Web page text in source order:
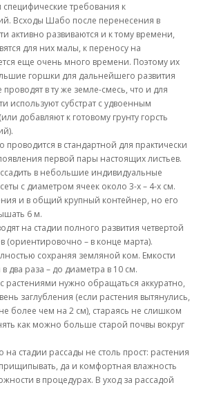
специфические требования к
Всходы Шабо после перенесения в
активно развиваются и к тому времени,
для них малы, к переносу на
еще очень много времени. Поэтому их
горшки для дальнейшего развития
в ту же земле-смесь, что и для
используют субстрат с удвоенным
добавляют к готовому грунту горсть
в стандартной для практически
первой пары настоящих листьев.
в небольшие индивидуальные
с диаметром ячеек около 3-х – 4-х см.
и в общий крупный контейнер, но его
6 м.
на стадии полного развития четвертой
(ориентировочно – в конце марта).
сохраняя земляной ком. Емкости
два раза – до диаметра в 10 см.
растениями нужно обращаться аккуратно,
заглубления (если растения вытянулись,
более чем на 2 см), стараясь не слишком
как можно больше старой почвы вокруг
стадии рассады не столь прост: растения
да и комфортная влажность
в процедурах. В уход за рассадой